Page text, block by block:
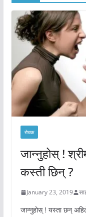
रोचक
जान्नुहोस् !
कस्ती छिन् ?
January 23, 2019
जान्नुहोस् ! यस्ता छन्